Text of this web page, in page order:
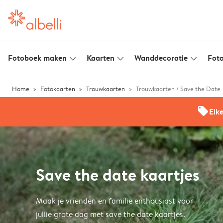
Fotoboek maken slim_arrow_down Kaarten slim_arrow_down Wanddecoratie slim_arrow_down
Home Fotokaarten Trouwkaarten Trouwkaarten / Save the Date
offers
Save the date kaartjes
Maak je vrienden en familie enthousiast voor
jullie grote dag met save the date kaartjes.